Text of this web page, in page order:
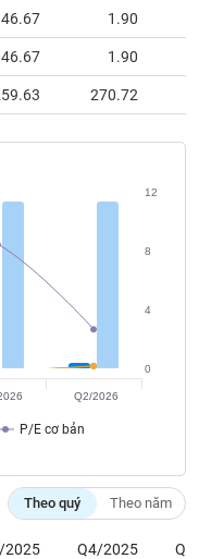
46.67 1.90
46.67 1.90
270.72
P/E cơ bản
0
4
8
12
Q2/2026
Theo quý Theo năm
2025 Q4/2025